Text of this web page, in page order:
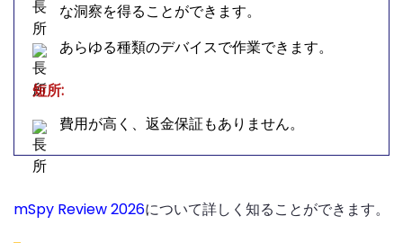
な洞察を得ることができます。
あらゆる種類のデバイスで作業できます。
短所:
費用が高く、返金保証もありません。
mSpy Review 2026について詳しく知ることができます。